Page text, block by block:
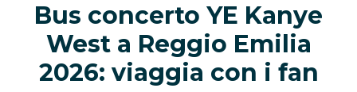
Bus concerto YE Kanye
West a Reggio Emilia
2026: viaggia con i fan